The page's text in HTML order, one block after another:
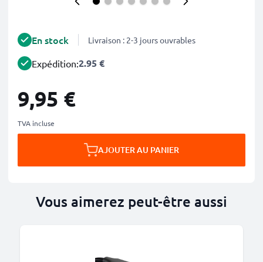
En stock Livraison : 2-3 jours ouvrables
Expédition:2.95 €
9,95 €
TVA incluse
AJOUTER AU PANIER
Vous aimerez peut-être aussi